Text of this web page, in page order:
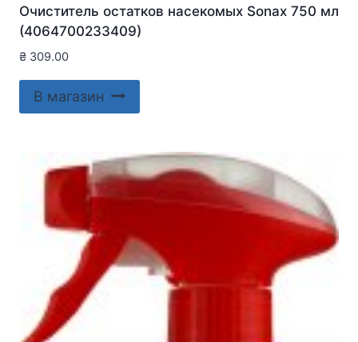
Очиститель остатков насекомых Sonax 750 мл
(4064700233409)
₴ 309.00
В магазин